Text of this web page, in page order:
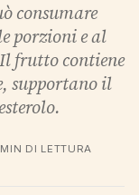
consumare
porzioni e al
frutto contiene
supportano il
DI LETTURA